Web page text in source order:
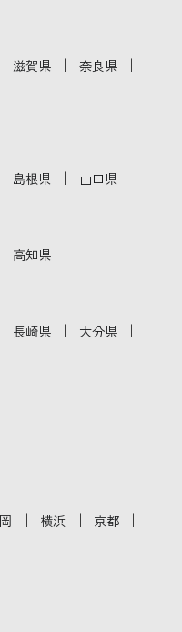
滋賀県 ｜ 奈良県 ｜
島根県 ｜ 山口県
高知県
長崎県 ｜ 大分県 ｜
｜ 横浜 ｜ 京都 ｜